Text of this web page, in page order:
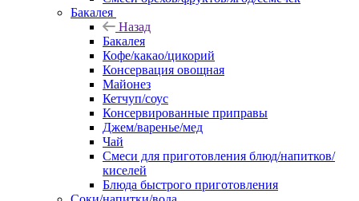
Бакалея
Назад
Бакалея
Кофе/какао/цикорий
Консервация овощная
Майонез
Кетчуп/соус
Консервированные приправы
Джем/варенье/мед
Чай
Смеси для приготовления блюд/напитков/
киселей
Блюда быстрого приготовления